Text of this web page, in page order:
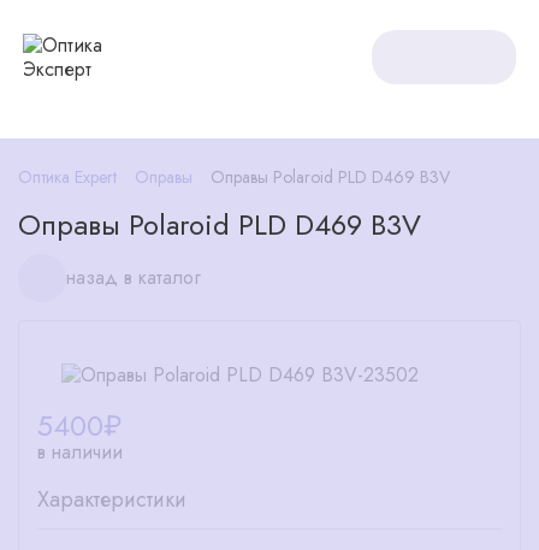
Оптика Expert Оправы Оправы Polaroid PLD D469 B3V
Оправы Polaroid PLD D469 B3V
назад в каталог
5400₽
в наличии
Характеристики